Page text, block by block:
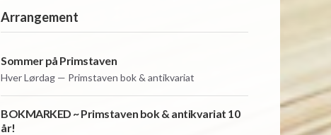
Arrangement
Sommer på Primstaven
HverLørdag — Primstaven bok & antikvariat
BOKMARKED ~ Primstaven bok & antikvariat 10
år!